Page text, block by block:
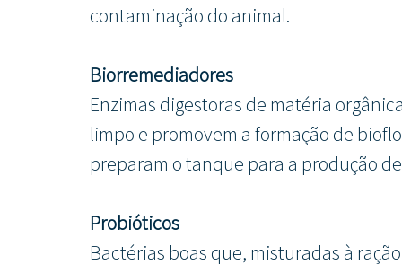
contaminação do animal.
Biorremediadores
Enzimas digestoras de matéria
limpo e promovem a formação de
preparam o tanque para a produção
Probióticos
Bactérias boas que, misturadas à